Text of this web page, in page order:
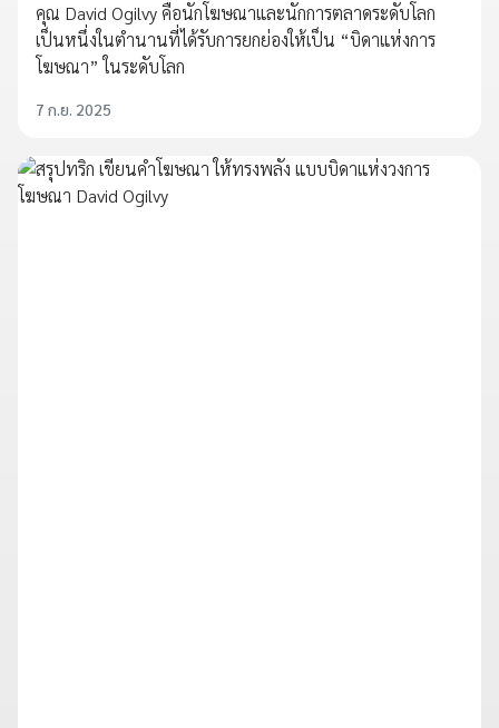
คุณ David Ogilvy คือนักโฆษณาและนักการตลาดระดับโลก
เป็นหนึ่งในตำนานที่ได้รับการยกย่องให้เป็น “บิดาแห่งการ
โฆษณา” ในระดับโลก
7 ก.ย. 2025